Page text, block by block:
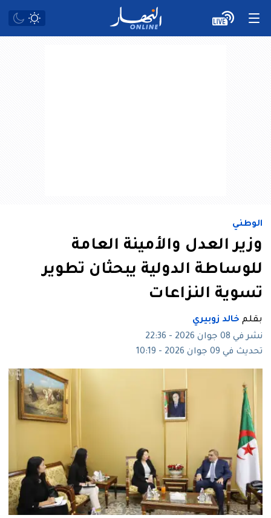
الوطني
وزير العدل والأمينة العامة
للوساطة الدولية يبحثان تطوير
تسوية النزاعات
بقلم خالد زوبيري
نشر في 08 جوان 2026 - 22:36
تحديث في 09 جوان 2026 - 10:19